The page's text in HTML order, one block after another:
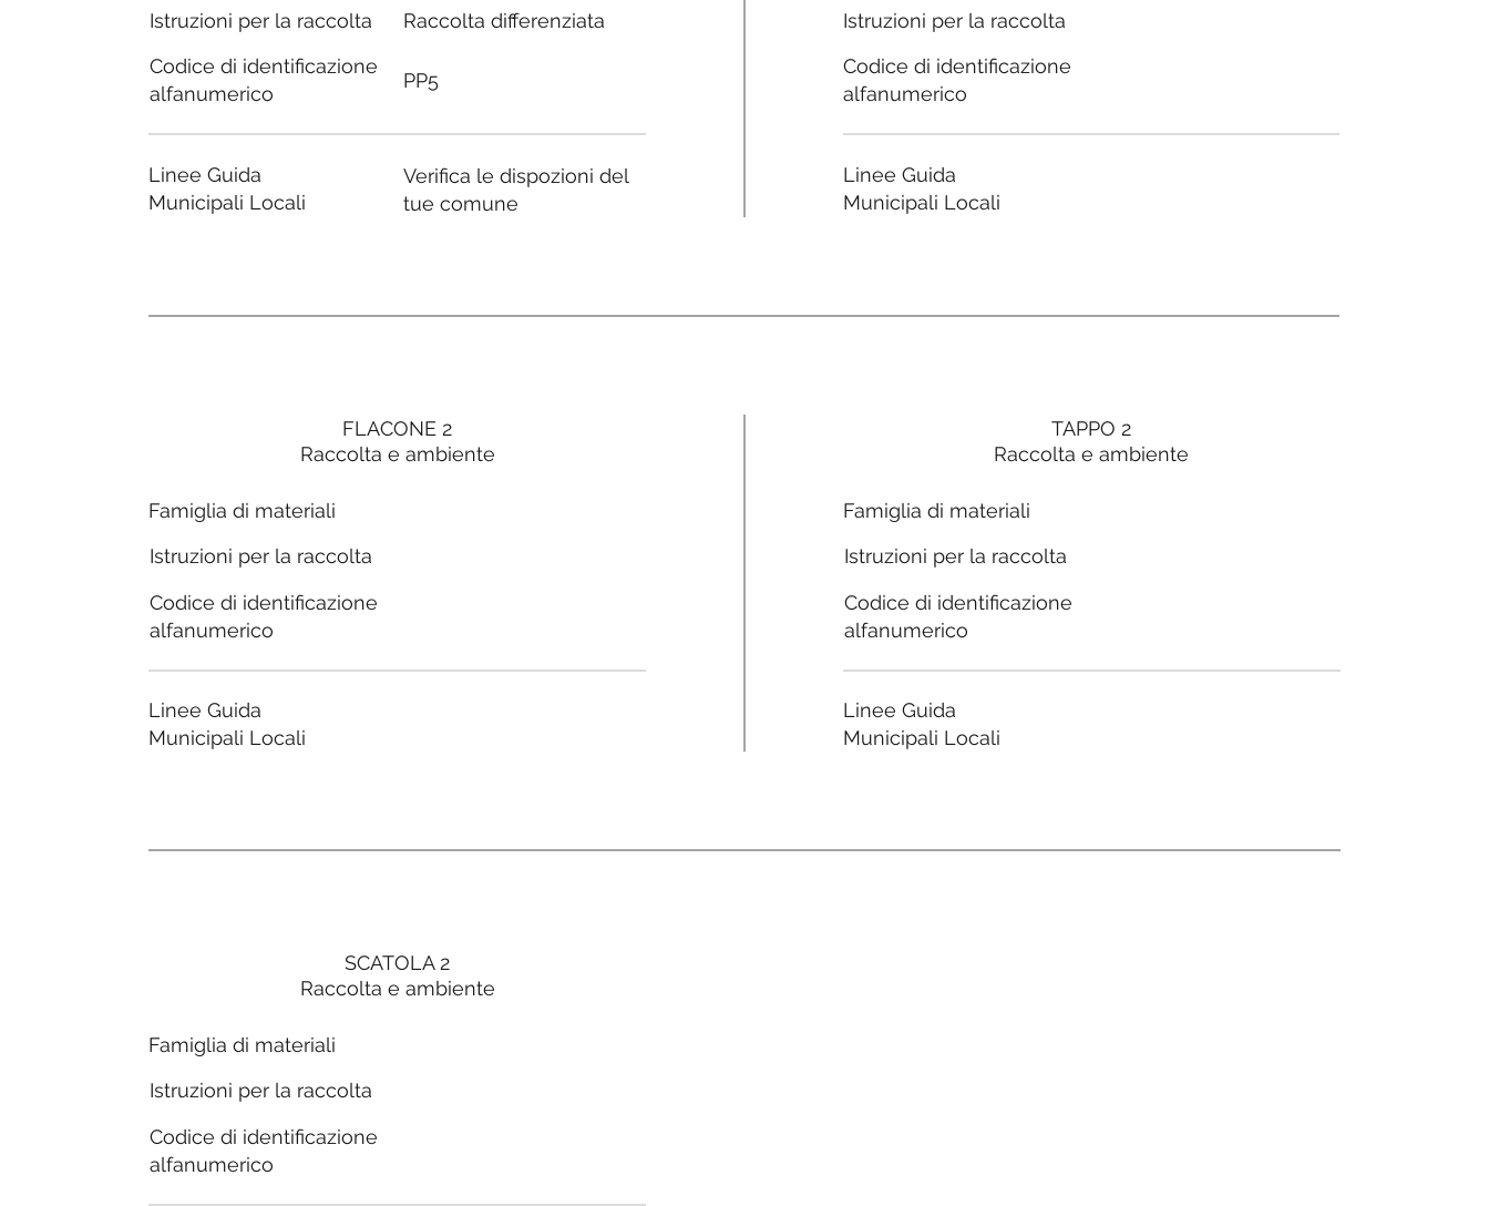
Istruzioni per la raccolta
Codice di identificazione
alfanumerico
Linee Guida
Municipali Locali
Raccolta differenziata
PP5
Verifica le dispozioni del
tue comune
FLACONE 2
Raccolta e ambiente
Famiglia di materiali
Istruzioni per la raccolta
Codice di identificazione
alfanumerico
Linee Guida
Municipali Locali
SCATOLA 2
Raccolta e ambiente
Famiglia di materiali
Istruzioni per la raccolta
Codice di identificazione
alfanumerico
Istruzioni per la raccolta
Codice di identificazione
alfanumerico
Linee Guida
Municipali Locali
TAPPO 2
Raccolta e ambiente
Famiglia di materiali
Istruzioni per la raccolta
Codice di identificazione
alfanumerico
Linee Guida
Municipali Locali